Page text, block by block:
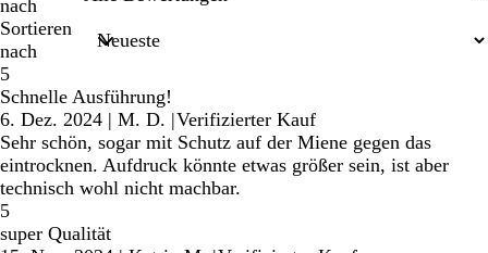
nach
Sortieren
nach
5
Schnelle Ausführung!
6. Dez. 2024 | M. D. |Verifizierter Kauf
Sehr schön, sogar mit Schutz auf der Miene gegen das
eintrocknen. Aufdruck könnte etwas größer sein, ist aber
technisch wohl nicht machbar.
5
super Qualität